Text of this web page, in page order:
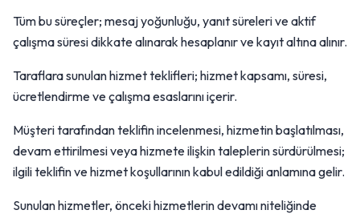
Tüm bu süreçler; mesaj yoğunluğu, yanıt süreleri ve aktif
çalışma süresi dikkate alınarak hesaplanır ve kayıt altına alınır.
Taraflara sunulan hizmet teklifleri; hizmet kapsamı, süresi,
ücretlendirme ve çalışma esaslarını içerir.
Müşteri tarafından teklifin incelenmesi, hizmetin başlatılması,
devam ettirilmesi veya hizmete ilişkin taleplerin sürdürülmesi;
ilgili teklifin ve hizmet koşullarının kabul edildiği anlamına gelir.
Sunulan hizmetler, önceki hizmetlerin devamı niteliğinde